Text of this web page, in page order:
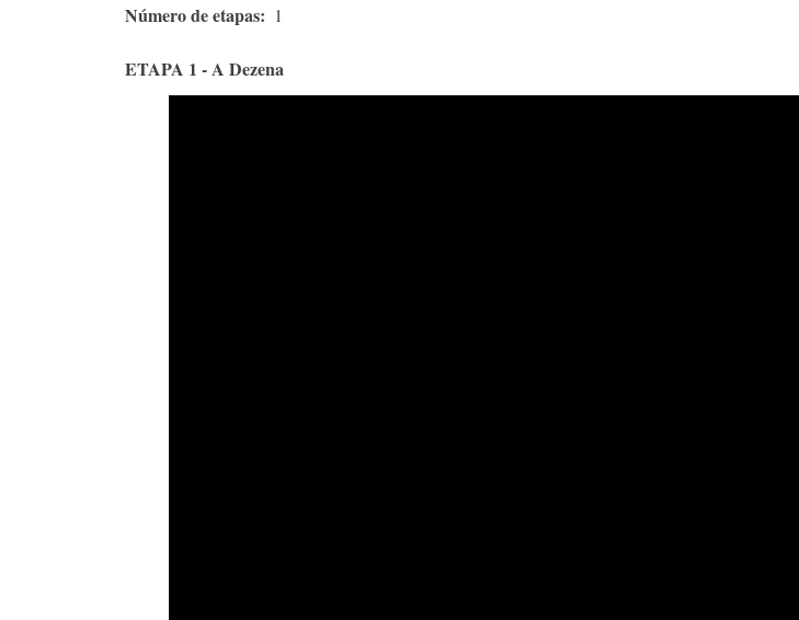
Número de etapas 1
ETAPA 1 - A Dezena